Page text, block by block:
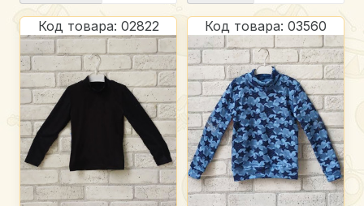
Код товара: 02822 Код товара: 03560